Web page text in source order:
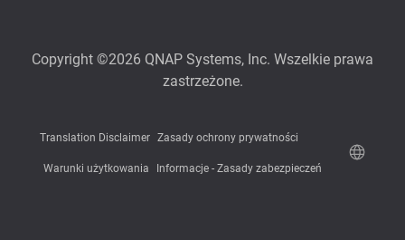
Copyright ©2026 QNAP Systems, Inc. Wszelkie prawa
zastrzeżone.
Translation Disclaimer Zasady ochrony prywatności
Warunki użytkowania Informacje - Zasady zabezpieczeń